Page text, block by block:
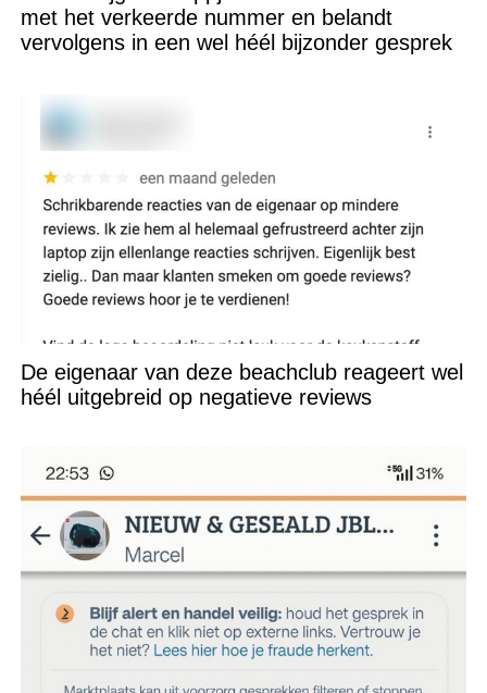
met het verkeerde nummer en belandt
vervolgens in een wel héél bijzonder gesprek
De eigenaar van deze beachclub reageert wel
héél uitgebreid op negatieve reviews